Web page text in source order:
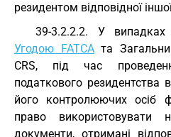
резидентом відповідної
39-3.2.2.2. У випадках
Угодою FATCAта
CRS, під час
податкового резидентства
його контролюючих осіб
право використовувати
документи, отримані